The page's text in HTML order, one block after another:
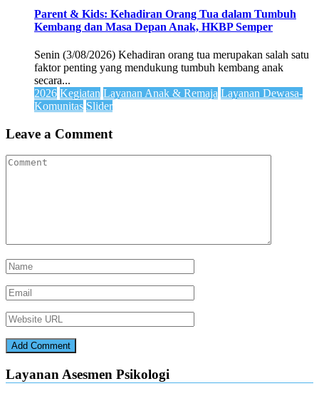
Parent & Kids: Kehadiran Orang Tua dalam Tumbuh
Kembang dan Masa Depan Anak, HKBP Semper
Senin (3/08/2026) Kehadiran orang tua merupakan salah satu
faktor penting yang mendukung tumbuh kembang anak
secara...
2026 Kegiatan Layanan Anak & Remaja Layanan Dewasa-
Komunitas Slider
Leave a Comment
Layanan Asesmen Psikologi